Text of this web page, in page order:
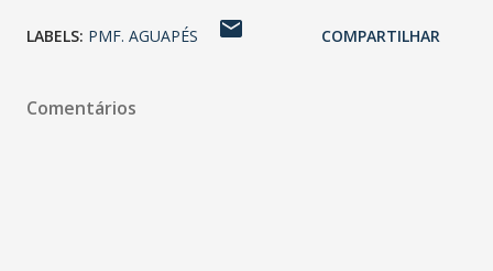
LABELS: PMF. AGUAPÉS COMPARTILHAR
Comentários